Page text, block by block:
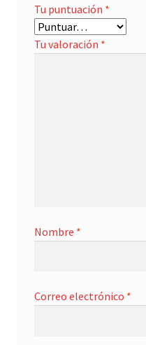
Tu puntuación *
Tu valoración *
Nombre *
Correo electrónico *